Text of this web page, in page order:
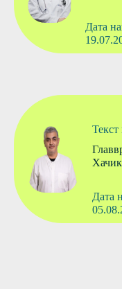
Дата
Текст
Дата